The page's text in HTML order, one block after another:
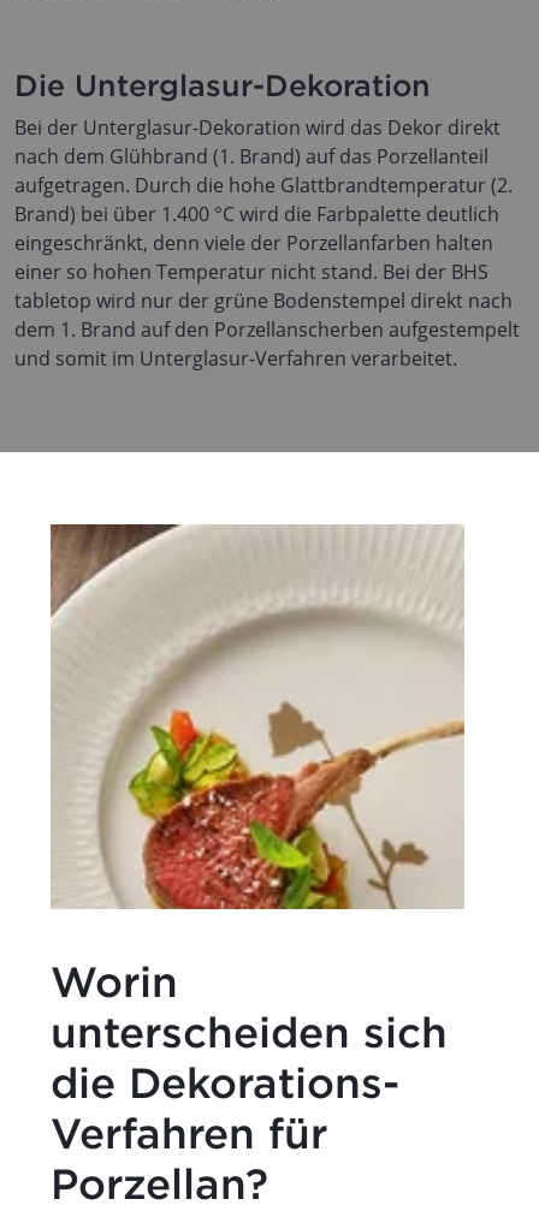
Die Unterglasur-Dekoration
Bei der Unterglasur-Dekoration wird das Dekor direkt
nach dem Glühbrand (1. Brand) auf das Porzellanteil
aufgetragen. Durch die hohe Glattbrandtemperatur (2.
Brand) bei über 1.400 °C wird die Farbpalette deutlich
eingeschränkt, denn viele der Porzellanfarben halten
einer so hohen Temperatur nicht stand. Bei der BHS
tabletop wird nur der grüne Bodenstempel direkt nach
dem 1. Brand auf den Porzellanscherben aufgestempelt
und somit im Unterglasur-Verfahren verarbeitet.
Worin
unterscheiden sich
die Dekorations-
Verfahren für
Porzellan?